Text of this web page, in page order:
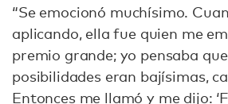
“Se emocionó muchísimo.
aplicando, ella fue quien me
premio grande; yo pensaba
posibilidades eran bajísimas,
Entonces me llamó y me dijo: